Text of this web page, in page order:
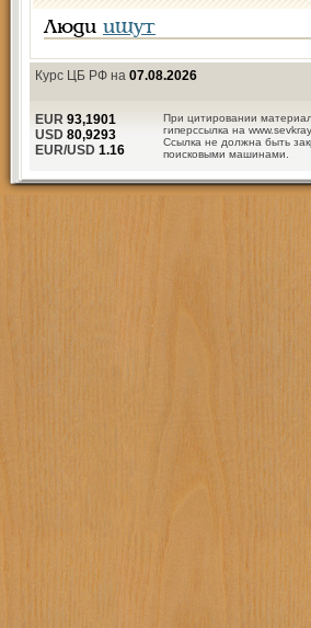
Люди ищут
Курс ЦБ РФ на 07.08.2026
При цитировании
гиперссылка на
Ссылка не должна быть
поисковыми машинами.
EUR 93,1901
USD 80,9293
EUR/USD 1.16